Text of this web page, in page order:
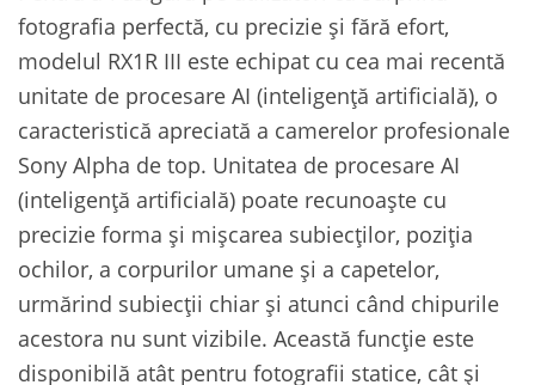
fotografia perfectă, cu precizie și fără efort,
modelul RX1R III este echipat cu cea mai recentă
unitate de procesare AI (inteligență artificială), o
caracteristică apreciată a camerelor profesionale
Sony Alpha de top. Unitatea de procesare AI
(inteligență artificială) poate recunoaște cu
precizie forma și mișcarea subiecților, poziția
ochilor, a corpurilor umane și a capetelor,
urmărind subiecții chiar și atunci când chipurile
acestora nu sunt vizibile. Această funcție este
disponibilă atât pentru fotografii statice, cât și